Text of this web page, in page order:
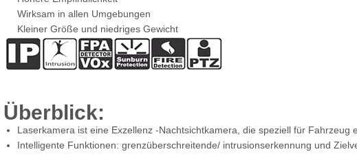
Wirksam in allen Umgebungen
Kleiner Größe und niedriges Gewicht
Überblick:
Laserkamera ist eine Exzellenz -Nachtsichtkamera, die speziell für Fahrzeug
Intelligente Funktionen: grenzüberschreitende/ intrusionserkennung und